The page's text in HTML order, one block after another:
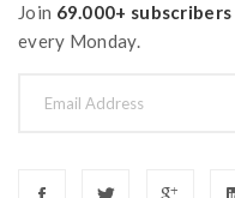
Join 69.000+ subscribers
every Monday.